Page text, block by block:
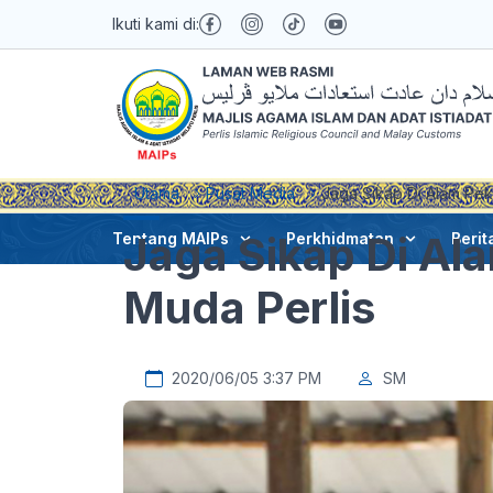
Ikuti kami di:
Tentang MAIPs Perkhidmatan
Utama Pusat Media Jaga Sikap Di Alam
Jaga Sikap Di
Muda Perlis
2020/06/05 3:37 PM SM